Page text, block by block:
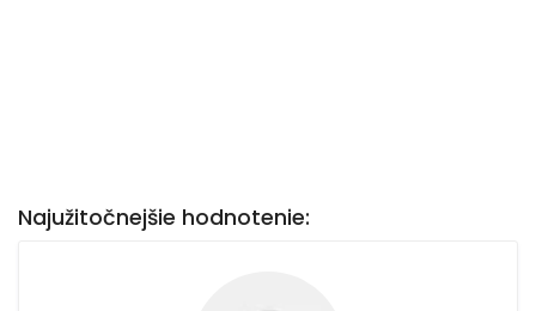
Najužitočnejšie hodnotenie: